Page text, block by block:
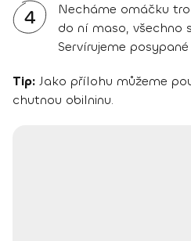
4
Necháme omáčku
do ní maso, všechno
Servírujeme
Tip: Jako přílohu můžeme
chutnou obilninu.